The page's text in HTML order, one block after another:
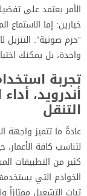
الأمر يعتمد على
“حزم صوتية”.
واحدة، بل يمكنك
تجربة
أندرويد،
التنقل
عادةً ما تتميز واجهة
لتناسب كافة
كثير من التطبيقات
الخوادم التي
ثبات التشغيل ممتازاً